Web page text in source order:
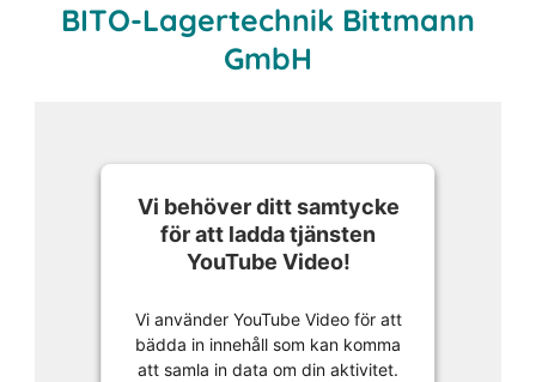
BITO-Lagertechnik Bittmann
GmbH
Vi behöver ditt samtycke
för att ladda tjänsten
YouTube Video!
Vi använder YouTube Video för att
bädda in innehåll som kan komma
att samla in data om din aktivitet.